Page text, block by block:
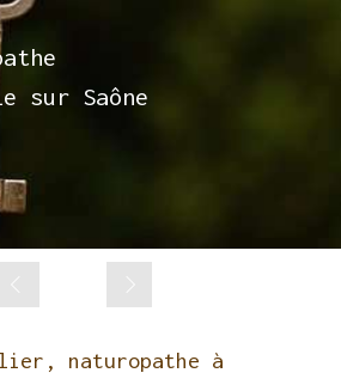
sur Saône
sur Saône
sur Saône
sur Saône
naturopathe à